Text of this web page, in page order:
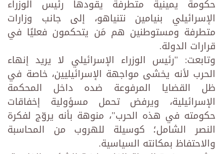
حكومة يمينية متطرفة يقودها رئيس الوزراء
الإسرائيلي بنيامين نتنياهو، إلى جانب وزارات
متطرفة ومستوطنين هم مَن يتحكمون فعليًا في
قرارات الدولة.
وتابعت: "رئيس الوزراء الإسرائيلي لا يريد إنهاء
الحرب لأنه يخشى مواجهة الإسرائيليين، خاصة في
ظل القضايا المرفوعة ضده داخل المحكمة
الإسرائيلية، ويرفض تحمل مسؤولية إخفاقات
حكومته في هذه الحرب"، منوهة بأنه يروّج لفكرة
النصر الشامل؛ كوسيلة للهروب من المحاسبة
والاحتفاظ بمكانته السياسية.